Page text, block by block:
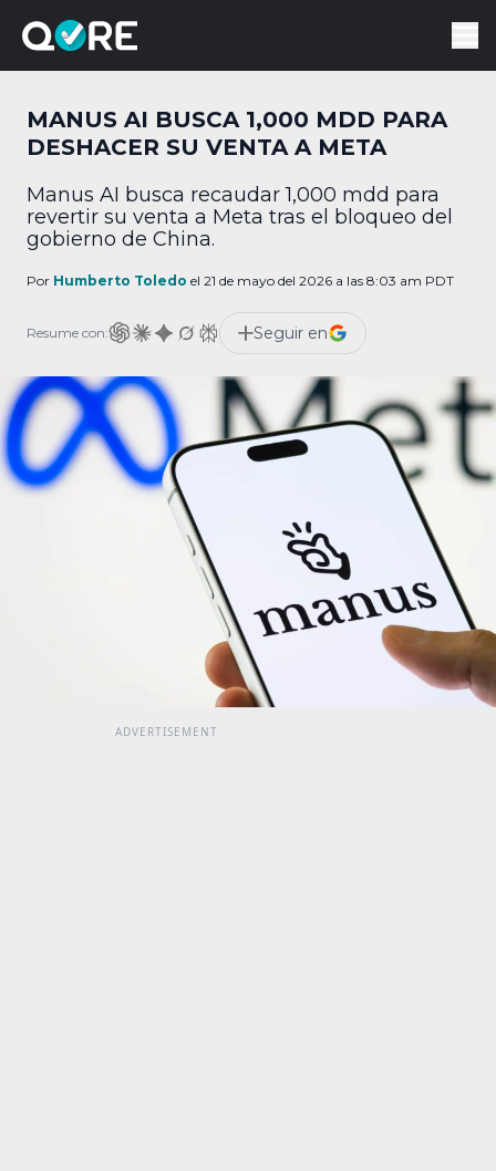
MANUS AI BUSCA 1,000 MDD PARA
DESHACER SU VENTA A META
Manus AI busca recaudar 1,000 mdd para
revertir su venta a Meta tras el bloqueo del
gobierno de China.
Por Humberto Toledo el 21 de mayo del 2026 a las 8:03 am PDT
Resume con: Seguir en